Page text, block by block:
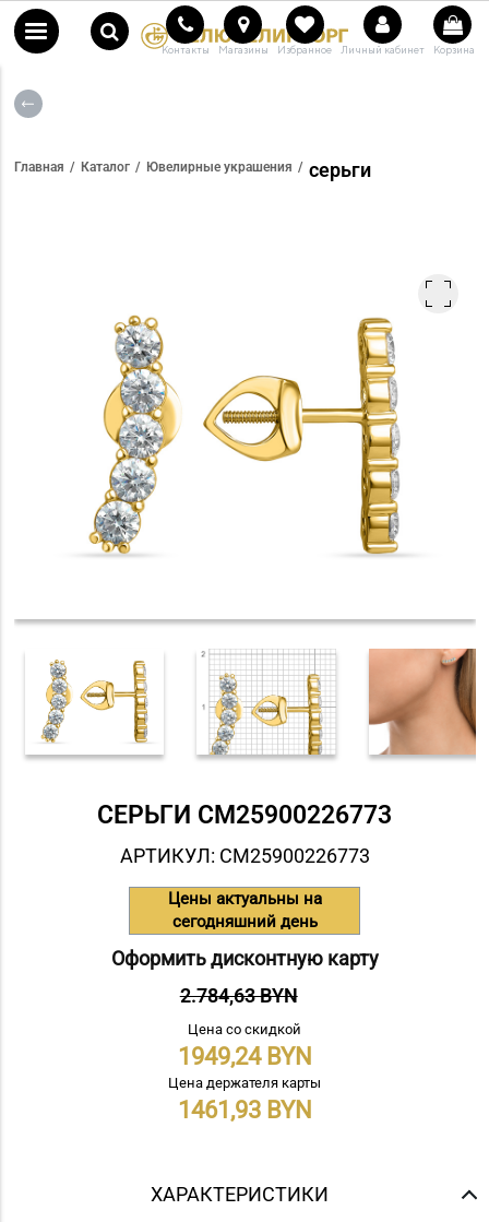
Контакты Магазины Избранное Личный кабинет Корзина
Главная Каталог Ювелирные украшения серьги
СЕРЬГИ СM25900226773
АРТИКУЛ: СM25900226773
Цены актуальны на
сегодняшний день
Оформить дисконтную карту
2.784,63 BYN
Цена со скидкой
1949,24
Цена держателя карты
1461,93
ХАРАКТЕРИСТИКИ